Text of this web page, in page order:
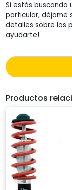
Si estás buscando
particular, déjame
detalles sobre los
ayudarte!
Productos